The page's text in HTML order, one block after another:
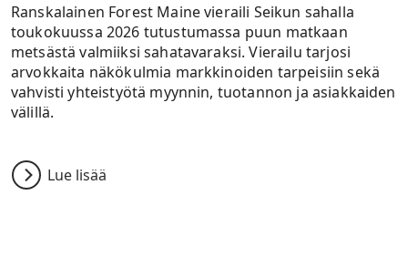
Ranskalainen Forest Maine vieraili Seikun sahalla
toukokuussa 2026 tutustumassa puun matkaan
metsästä valmiiksi sahatavaraksi. Vierailu tarjosi
arvokkaita näkökulmia markkinoiden tarpeisiin sekä
vahvisti yhteistyötä myynnin, tuotannon ja asiakkaiden
välillä.
Lue lisää